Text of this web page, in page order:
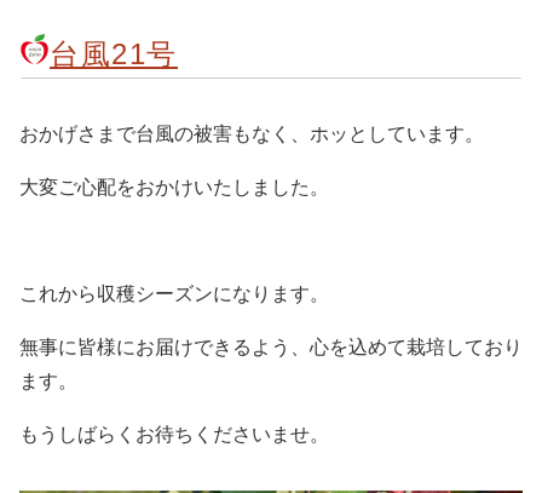
台風21号
おかげさまで台風の被害もなく、ホッとしています。
大変ご心配をおかけいたしました。
これから収穫シーズンになります。
無事に皆様にお届けできるよう、心を込めて栽培しており
ます。
もうしばらくお待ちくださいませ。